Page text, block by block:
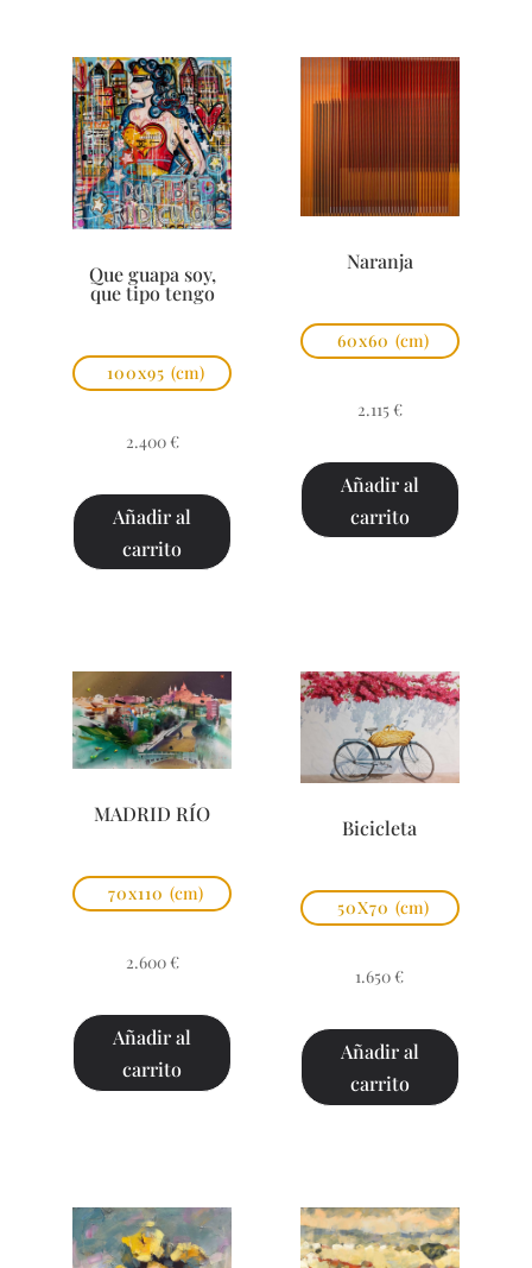
Que guapa soy,
que tipo tengo
100x95 (cm)
2.400 €
Añadir al
carrito
Naranja
60x60 (cm)
2.115 €
Añadir al
carrito
MADRID RÍO
70x110 (cm)
2.600 €
Añadir al
carrito
Bicicleta
50X70 (cm)
1.650 €
Añadir al
carrito